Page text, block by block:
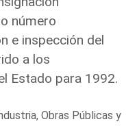
número
e inspección del
a los
Estado para 1992.
Obras Públicas y